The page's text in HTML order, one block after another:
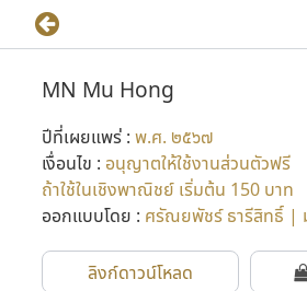
MN Mu Hong
ปีที่เผยแพร่ : พ.ศ. ๒๕๖๗
เงื่อนไข : อนุญาตให้ใช้งานส่วนตัวฟรี
ถ้าใช้ในเชิงพาณิชย์ เริ่มต้น 150 บาท
ออกแบบโดย : ศรัณยพัชร์ ธารีสิทธิ์ |
ลิงก์ดาวน์โหลด